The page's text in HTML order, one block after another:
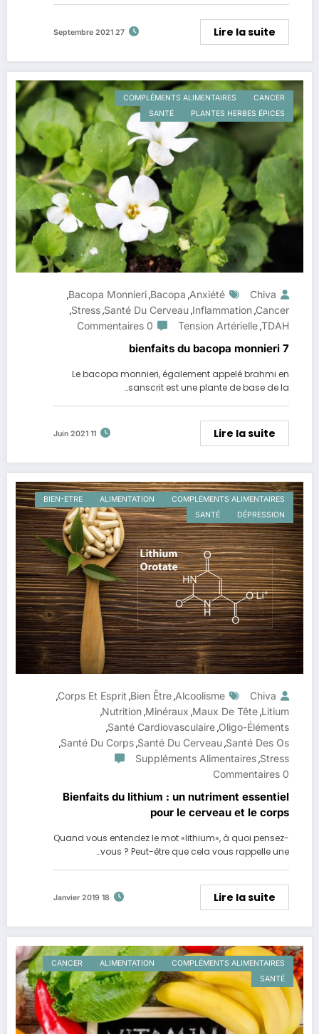
Lire la suite
27 Septembre 2021
CANCER
COMPLÉMENTS ALIMENTAIRES
PLANTES HERBES ÉPICES
SANTÉ
Chiva
Anxiété
,
Bacopa
,
Bacopa Monnieri
,
Cancer
,
Inflammation
,
Santé Du Cerveau
,
Stress
,
TDAH
,
Tension Artérielle
0 Commentaires
7 bienfaits du bacopa monnieri
Le bacopa monnieri, également appelé brahmi en
sanscrit est une plante de base de la…
Lire la suite
11 Juin 2021
COMPLÉMENTS ALIMENTAIRES
ALIMENTATION
BIEN-ETRE
DÉPRESSION
SANTÉ
Chiva
Alcoolisme
,
Bien Être
,
Corps Et Esprit
,
Litium
,
Maux De Tête
,
Minéraux
,
Nutrition
,
Oligo-Éléments
,
Santé Cardiovasculaire
,
Santé Des Os
,
Santé Du Cerveau
,
Santé Du Corps
,
Stress
,
Suppléments Alimentaires
0 Commentaires
Bienfaits du lithium : un nutriment essentiel
pour le cerveau et le corps
Quand vous entendez le mot «lithium», à quoi pensez-
vous ? Peut-être que cela vous rappelle une…
Lire la suite
18 Janvier 2019
COMPLÉMENTS ALIMENTAIRES
ALIMENTATION
CANCER
SANTÉ